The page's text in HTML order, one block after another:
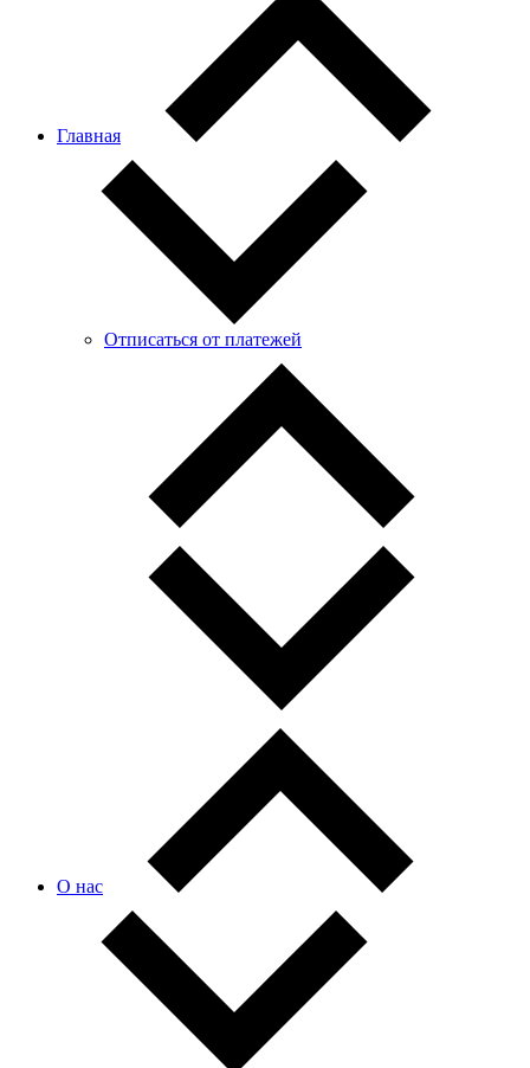
Главная
Отписаться от платежей
О нас